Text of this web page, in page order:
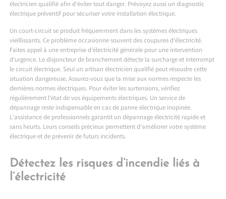
électricien qualifié afin d’éviter tout danger. Prévoyez aussi un diagnostic
électrique préventif pour sécuriser votre installation électrique.
Un court-circuit se produit fréquemment dans les systèmes électriques
vieillissants. Ce problème occasionne souvent des coupures d’électricité.
Faites appel à une entreprise d’électricité générale pour une intervention
d’urgence. Le disjoncteur de branchement détecte la surcharge et interrompt
le circuit électrique. Seul un artisan électricien qualifié peut résoudre cette
situation dangereuse. Assurez-vous que la mise aux normes respecte les
dernières normes électriques. Pour éviter les surtensions, vérifiez
régulièrement l’état de vos équipements électriques. Un service de
dépannage reste indispensable en cas de panne électrique inopinée.
L’assistance de professionnels garantit un dépannage électricité rapide et
sans heurts. Leurs conseils précieux permettent d’améliorer votre système
électrique et de prévenir de futurs incidents.
Détectez les risques d’incendie liés à
l’électricité